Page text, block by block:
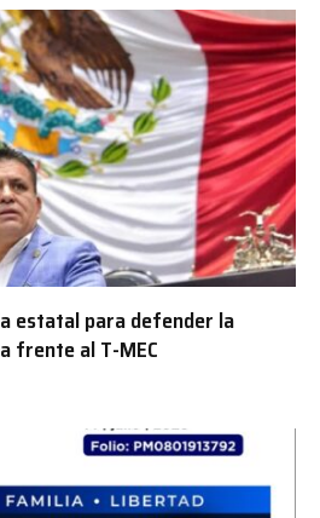
estatal para defender la
frente al T-MEC